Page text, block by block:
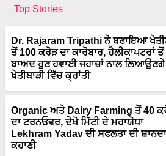
Top Stories
Dr. Rajaram Tripathi ਨੇ ਬਣਾਇਆ
ਤੋਂ 100 ਕਰੋੜ ਦਾ ਕਾਰੋਬਾਰ, ਹੈਲੀਕਾਪਟਰਾਂ ਤੋਂ
ਬਾਅਦ ਹੁਣ ਹਵਾਈ ਜਹਾਜ਼ਾਂ ਨਾਲ ਲਿਆਉਣਗੇ
ਖੇਤੀਬਾੜੀ ਵਿੱਚ ਕ੍ਰਾਂਤੀ
Organic ਅਤੇ Dairy Farming ਤੋਂ 40
ਦਾ ਟਰਨਓਵਰ, ਦੇਖੋ ਮਿੱਟੀ ਦੇ ਮਹਾਯੋਧਾ
Lekhram Yadav ਦੀ ਸਫਲਤਾ ਦੀ
ਕਹਾਣੀ